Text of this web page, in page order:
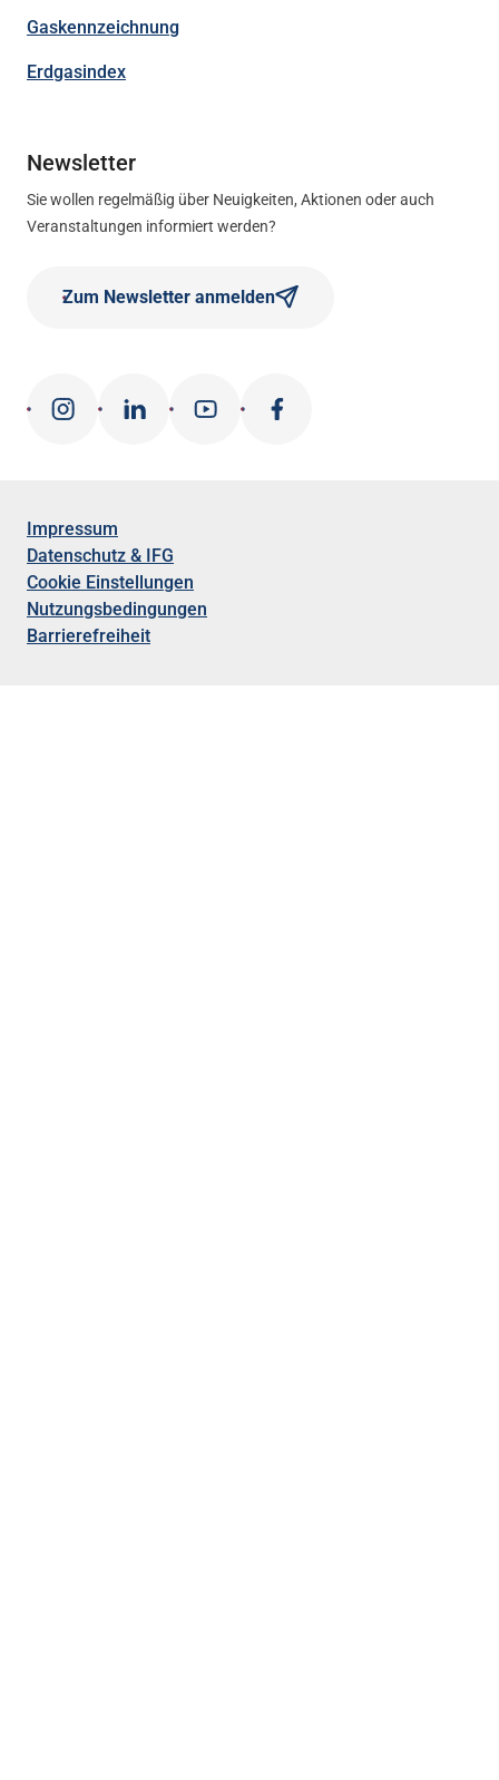
Gaskennzeichnung
Erdgasindex
Newsletter
Sie wollen regelmäßig über Neuigkeiten, Aktionen oder auch
Veranstaltungen informiert werden?
Zum Newsletter anmelden
Impressum
Datenschutz & IFG
Cookie Einstellungen
Nutzungsbedingungen
Barrierefreiheit